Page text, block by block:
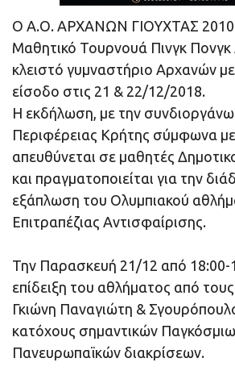
Ο Α.Ο. ΑΡΧΑΝΩΝ ΓΙΟΥΧΤΑΣ 2010
Μαθητικό Τουρνουά Πινγκ
κλειστό γυμναστήριο Αρχανών
είσοδο στις 21 & 22/12/2018.
Η εκδήλωση, με την
Περιφέρειας Κρήτης σύμφωνα
απευθύνεται σε μαθητές
και πραγματοποιείται για την
εξάπλωση του Ολυμπιακού
Επιτραπέζιας Αντισφαίρισης.
Την Παρασκευή 21/12 από 18:00-
επίδειξη του αθλήματος από
Γκιώνη Παναγιώτη &
κατόχους σημαντικών
Πανευρωπαϊκών διακρίσεων.